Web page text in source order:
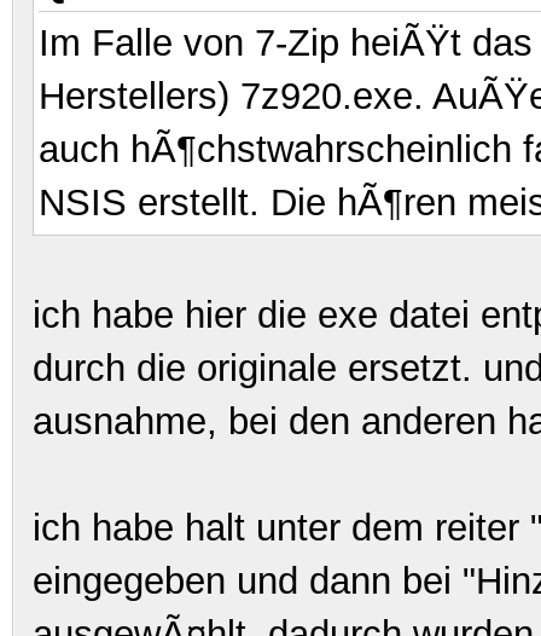
Im Falle von 7-Zip heiÃŸt
Herstellers) 7z920.exe.
auch hÃ¶chstwahrscheinlich
NSIS erstellt. Die hÃ¶ren
ich habe hier die exe datei
durch die originale ersetzt.
ausnahme, bei den anderen
ich habe halt unter dem reiter
eingegeben und dann bei